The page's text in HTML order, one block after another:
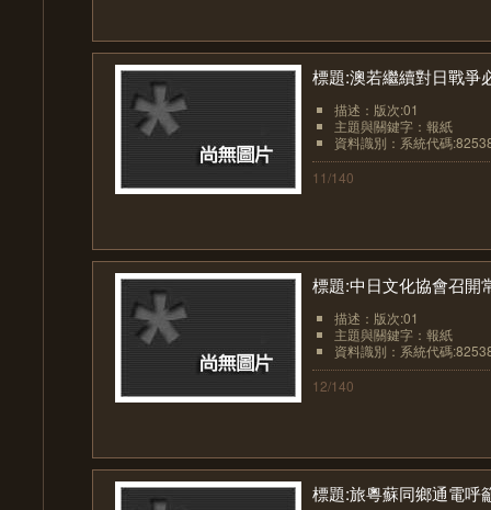
標題:澳若繼續對日戰爭
描述：版次:01
主題與關鍵字：報紙
資料識別：系統代碼
11/140
標題:中日文化協會召開
描述：版次:01
主題與關鍵字：報紙
資料識別：系統代碼
12/140
標題:旅粵蘇同鄉通電呼